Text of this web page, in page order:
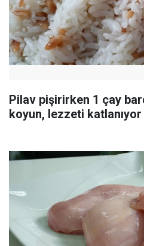
Pilav pişirirken 1 çay
koyun, lezzeti